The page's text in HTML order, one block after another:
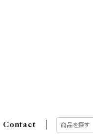
Contact